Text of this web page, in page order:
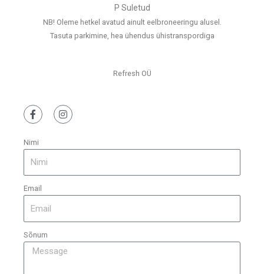
P Suletud
NB! Oleme hetkel avatud ainult eelbroneeringu alusel.
Tasuta parkimine, hea ühendus ühistranspordiga
Refresh OÜ
Nimi
Email
Sõnum